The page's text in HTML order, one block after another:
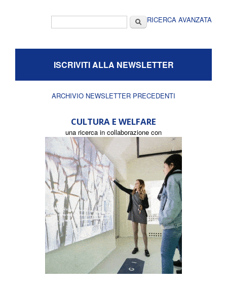
CercaRICERCA AVANZATA
ISCRIVITI ALLA NEWSLETTER
ARCHIVIO NEWSLETTER PRECEDENTI
CULTURA E WELFARE
una ricerca in collaborazione con